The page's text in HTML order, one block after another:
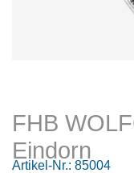
FHB
Eindorn
Artikel-Nr.: 85004